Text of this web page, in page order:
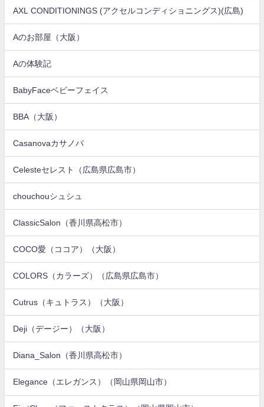
AXL CONDITIONINGS (アクセルコンディショニングス)(広島)
Aのお部屋（大阪）
Aの体験記
BabyFaceベビーフェイス
BBA（大阪）
Casanovaカサノバ
Celesteセレスト（広島県広島市）
chouchouシュシュ
ClassicSalon（香川県高松市）
COCO愛（ココア）（大阪）
COLORS（カラーズ）（広島県広島市）
Cutrus（キュトラス）（大阪）
Deji（デージー）（大阪）
Diana_Salon（香川県高松市）
Elegance（エレガンス）（岡山県岡山市）